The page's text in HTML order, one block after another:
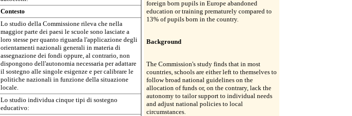
Contesto
Lo studio della Commissione rileva che nella
maggior parte dei paesi le scuole sono lasciate a
loro stesse per quanto riguarda l'applicazione degli
orientamenti nazionali generali in materia di
assegnazione dei fondi oppure, al contrario, non
dispongono dell'autonomia necessaria per adattare
il sostegno alle singole esigenze e per calibrare le
politiche nazionali in funzione della situazione
locale.
Lo studio individua cinque tipi di sostegno
educativo:
foreign born pupils in Europe abandoned
education or training prematurely compared to
13% of pupils born in the country.
Background
The Commission's study finds that in most
countries, schools are either left to themselves to
follow broad national guidelines on the
allocation of funds or, on the contrary, lack the
autonomy to tailor support to individual needs
and adjust national policies to local
circumstances.